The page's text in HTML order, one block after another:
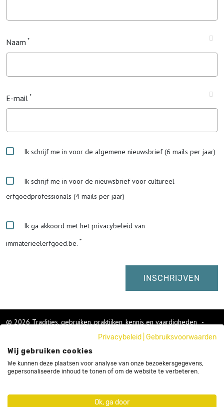
Naam
E-mail
Ik schrijf me in voor de algemene nieuwsbrief (6 mails per jaar)
Ik schrijf me in voor de nieuwsbrief voor cultureel
erfgoedprofessionals (4 mails per jaar)
Ik ga akkoord met het privacybeleid van
immaterieelerfgoed.be.
© 2026 Tradities, gebruiken, praktijken, kennis en vaardigheden
-
Gebruikersvoorwaarden
Privacybeleid
Cookies
Sitemap
Privacybeleid
Gebruiksvoorwaarden
Wij gebruiken cookies
We kunnen deze plaatsen voor analyse van onze bezoekersgegevens,
gepersonaliseerde inhoud te tonen of om de website te verbeteren.
Ok, ga door